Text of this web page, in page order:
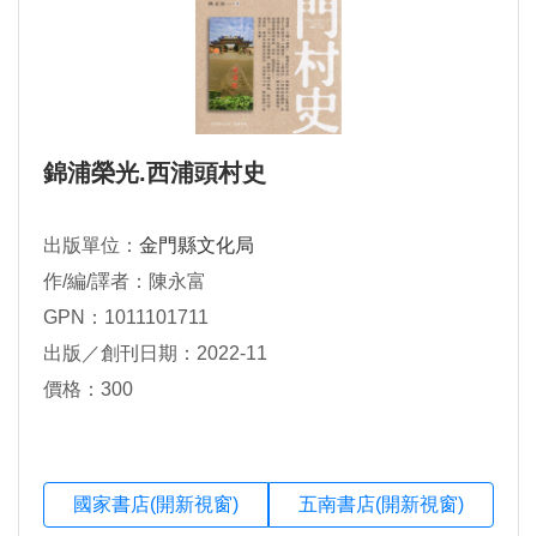
錦浦榮光.西浦頭村史
出版單位： 金門縣文化局
作/編/譯者：陳永富
GPN：1011101711
出版／創刊日期：2022-11
價格：300
國家書店(開新視窗) 五南書店(開新視窗)